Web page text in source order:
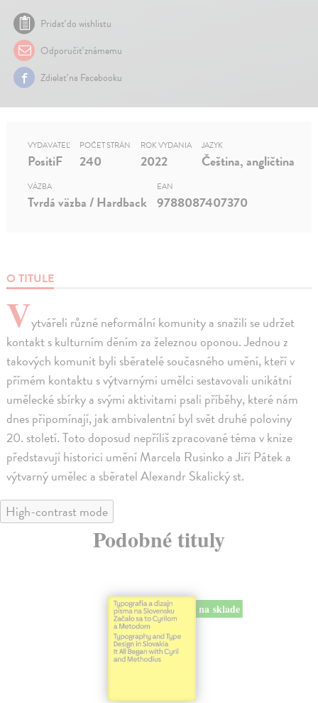
Pridať do wishlistu
Odporučiť známemu
Zdielať na Facebooku
O TITULE
Vytvářeli různé neformální komunity a snažili se udržet
kontakt s kulturním děním za železnou oponou. Jednou z
takových komunit byli sběratelé současného umění, kteří v
přímém kontaktu s výtvarnými umělci sestavovali unikátní
umělecké sbírky a svými aktivitami psali příběhy, které nám
dnes připomínají, jak ambivalentní byl svět druhé poloviny
20. století. Toto doposud nepříliš zpracované téma v knize
představují historici umění Marcela Rusinko a Jiří Pátek a
výtvarný umělec a sběratel Alexandr Skalický st.
VYDAVATEĽ
PositiF
POČET STRÁN
240
ROK VYDANIA
2022
JAZYK
Čeština, angličtina
VÄZBA
Tvrdá väzba / Hardback
EAN
9788087407370
High-contrast mode
Podobné tituly
na sklade